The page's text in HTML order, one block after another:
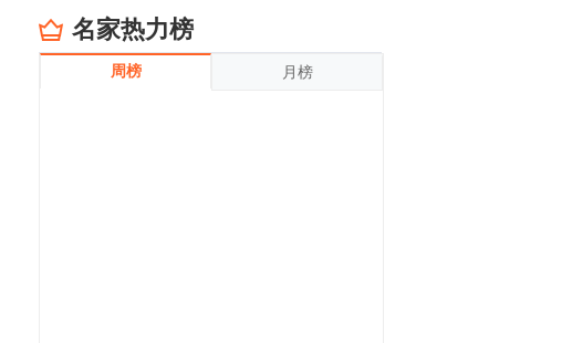
影响，夜盘连粕高位窄幅震荡，建议短线
操作为主。 ...
13:54
8月5日消息，内外盘贵金属强劲走升，沪
金主力合约涨停，涨幅3.99%，报334.00
名家热力榜
周榜 月榜